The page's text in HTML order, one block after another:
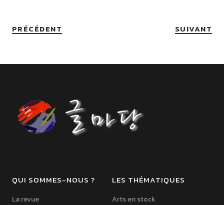
PRÉCÉDENT SUIVANT
QUI SOMMES-NOUS ?
La revue
LES THÉMATIQUES
Arts en stock